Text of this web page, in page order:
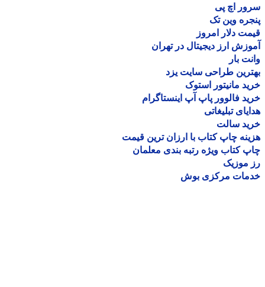
اچ پی
وین تک
دلار امروز
ارز دیجیتال در تهران
بار
طراحی سایت یزد
مانیتور استوک
فالوور پاپ آپ اینستاگرام
تبلیغاتی
سالت
چاپ کتاب با ارزان ترین قیمت
کتاب ویژه رتبه بندی معلمان
موزیک
مرکزی بوش